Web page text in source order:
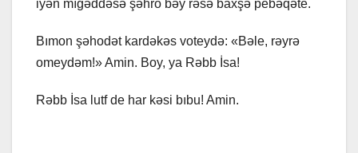
iyən mığəddəsə şəhro bəy rəsə baxşə pebəqəte.
Bımon şəhodət kardəkəs voteydə: «Bəle, rəyrə
omeydəm!» Amin. Boy, ya Rəbb İsa!
Rəbb İsa lutf de har kəsi bıbu! Amin.